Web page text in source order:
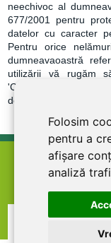
Folosim
pentru a
afișare
analiză
neechivoc al
677/2001 pentru
datelor cu caracter
Pentru orice
dumneavaoastră
utilizării vă rugăm
'Contact' din site. Am
de acord cu conținutul
termeni şi